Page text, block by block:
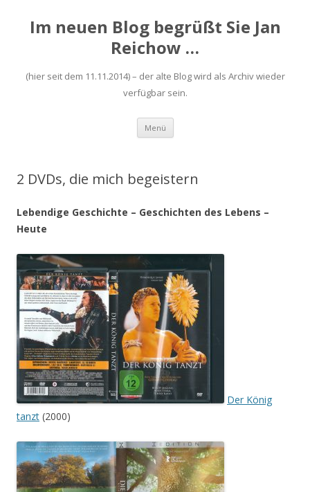
Im neuen Blog begrüßt Sie Jan
Reichow …
(hier seit dem 11.11.2014) – der alte Blog wird als Archiv wieder
verfügbar sein.
Menü Zum
springen
2 DVDs, die mich begeistern
Lebendige Geschichte – Geschichten des Lebens –
Heute
Der König
tanzt (2000)